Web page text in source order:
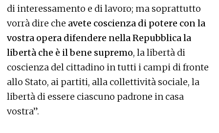
di interessamento e di lavoro; ma soprattutto
vorrà dire che avete coscienza di potere con la
vostra opera difendere nella Repubblica la
libertà che è il bene supremo, la libertà di
coscienza del cittadino in tutti i campi di fronte
allo Stato, ai partiti, alla collettività sociale, la
libertà di essere ciascuno padrone in casa
vostra”.